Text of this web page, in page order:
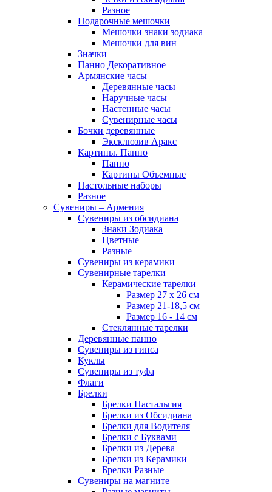
Разное
Подарочные мешочки
Мешочки знаки зодиака
Мешочки для вин
Значки
Панно Декоративное
Армянские часы
Деревянные часы
Наручные часы
Настенные часы
Сувенирные часы
Бочки деревянные
Эксклюзив Аракс
Картины. Панно
Панно
Картины Объемные
Настольные наборы
Разное
Сувениры – Армения
Сувениры из обсидиана
Знаки Зодиака
Цветные
Разные
Сувениры из керамики
Сувенирные тарелки
Керамические тарелки
Размер 27 х 26 см
Размер 21-18,5 см
Размер 16 - 14 см
Стеклянные тарелки
Деревянные панно
Сувениры из гипса
Куклы
Сувениры из туфа
Флаги
Брелки
Брелки Настальгия
Брелки из Обсидиана
Брелки для Водителя
Брелки с Буквами
Брелки из Дерева
Брелки из Керамики
Брелки Разные
Сувениры на магните